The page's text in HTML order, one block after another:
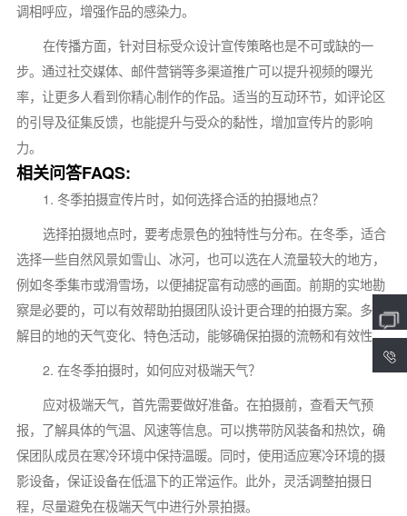
调相呼应，增强作品的感染力。
在传播方面，针对目标受众设计宣传策略也是不可或缺的一
步。通过社交媒体、邮件营销等多渠道推广可以提升视频的曝光
率，让更多人看到你精心制作的作品。适当的互动环节，如评论区
的引导及征集反馈，也能提升与受众的黏性，增加宣传片的影响
力。
相关问答FAQS:
1. 冬季拍摄宣传片时，如何选择合适的拍摄地点？
选择拍摄地点时，要考虑景色的独特性与分布。在冬季，适合
选择一些自然风景如雪山、冰河，也可以选在人流量较大的地方，
例如冬季集市或滑雪场，以便捕捉富有动感的画面。前期的实地勘
察是必要的，可以有效帮助拍摄团队设计更合理的拍摄方案。多了
解目的地的天气变化、特色活动，能够确保拍摄的流畅和有效性。
2. 在冬季拍摄时，如何应对极端天气？
应对极端天气，首先需要做好准备。在拍摄前，查看天气预
报，了解具体的气温、风速等信息。可以携带防风装备和热饮，确
保团队成员在寒冷环境中保持温暖。同时，使用适应寒冷环境的摄
影设备，保证设备在低温下的正常运作。此外，灵活调整拍摄日
程，尽量避免在极端天气中进行外景拍摄。